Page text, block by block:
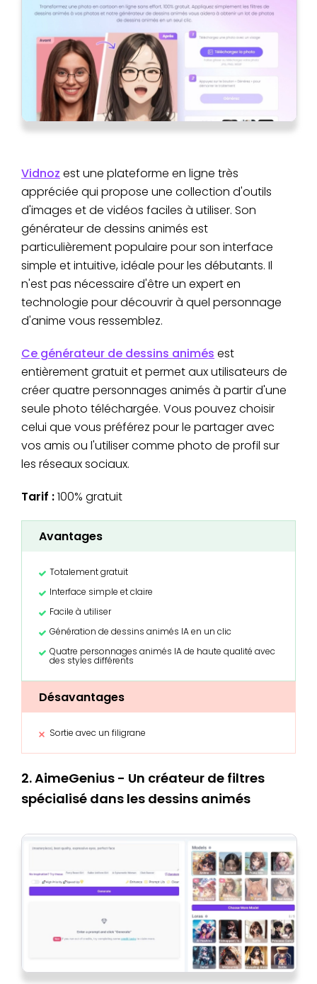
Vidnoz est une plateforme en ligne très
appréciée qui propose une collection d'outils
d'images et de vidéos faciles à utiliser. Son
générateur de dessins animés est
particulièrement populaire pour son interface
simple et intuitive, idéale pour les débutants. Il
n'est pas nécessaire d'être un expert en
technologie pour découvrir à quel personnage
d'anime vous ressemblez.
Ce générateur de dessins animés est
entièrement gratuit et permet aux utilisateurs de
créer quatre personnages animés à partir d'une
seule photo téléchargée. Vous pouvez choisir
celui que vous préférez pour le partager avec
vos amis ou l'utiliser comme photo de profil sur
les réseaux sociaux.
Tarif :100% gratuit
Avantages
Totalement gratuit
Interface simple et claire
Facile à utiliser
Génération de dessins animés IA en un clic
Quatre personnages animés IA de haute qualité avec
des styles différents
Désavantages
Sortie avec un filigrane
2. AimeGenius - Un créateur de filtres
spécialisé dans les dessins animés